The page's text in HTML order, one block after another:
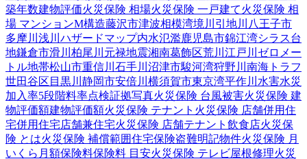
築年数建物評価火災保険 相場火災保険 一戸建て火災保険 相
場 マンションM構造藤沢市津波相模湾境川 引地川
八王子市
多摩川 浅川 ハザードマップ内水氾濫鹿児島市錦江湾シラス台
地鎌倉市滑川 柏尾川 元禄地震湘南葛飾区荒川 江戸川 ゼロメー
トル地帯松山市重信川 石手川 沼津市駿河湾狩野川 南海トラフ
世田谷区 目黒川 静岡市安倍川 横須賀市東京湾平作川 水害水災
加入率5段階料率点検証拠写真火災保険 台風被害火災保険 建
物評価額建物評価額火災保険 テナント 火災保険 店舗併用住
宅併用住宅店舗兼住宅火災保険 店舗テナント 飲食店火災保
険 とは火災保険 補償範囲住宅保険盗難明記物件火災保険 月
いくら 月額保険料保険料 目安火災保険 テレビ屋根修理火災